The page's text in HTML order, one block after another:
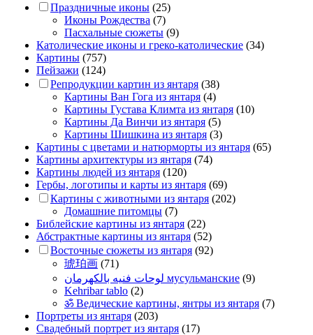
Праздничные иконы (25)
Иконы Рождества (7)
Пасхальные сюжеты (9)
Католические иконы и греко-католические (34)
Картины (757)
Пейзажи (124)
Репродукции картин из янтаря (38)
Картины Ван Гога из янтаря (4)
Картины Густава Климта из янтаря (10)
Картины Да Винчи из янтаря (5)
Картины Шишкина из янтаря (3)
Картины с цветами и натюрморты из янтаря (65)
Картины архитектуры из янтаря (74)
Картины людей из янтаря (120)
Гербы, логотипы и карты из янтаря (69)
Картины с животными из янтаря (202)
Домашние питомцы (7)
Библейские картины из янтаря (22)
Абстрактные картины из янтаря (52)
Восточные сюжеты из янтаря (92)
琥珀画 (71)
لوحات فنيه بالكهرمان мусульманские (9)
Kehribar tablo (2)
ॐ Ведические картины, янтры из янтаря (7)
Портреты из янтаря (203)
Свадебный портрет из янтаря (17)